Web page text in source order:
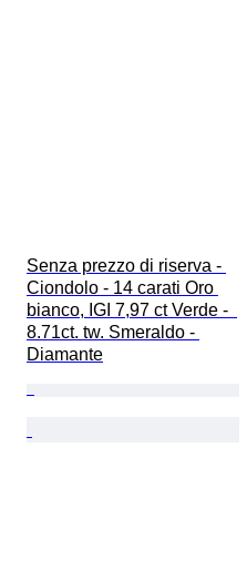
Senza prezzo di riserva -
Ciondolo - 14 carati Oro
bianco, IGI 7,97 ct Verde -
8.71ct. tw. Smeraldo -
Diamante